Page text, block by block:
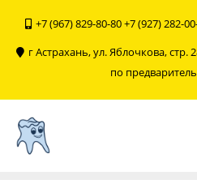
+7 (967) 829-80-80 +7 (927) 282-
г Астрахань, ул. Яблочкова, стр.
по